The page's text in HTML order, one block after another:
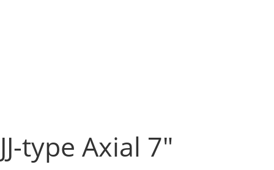
JJ-type Axial 7″